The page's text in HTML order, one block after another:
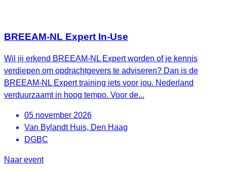
BREEAM-NL Expert In-Use
Wil jij erkend BREEAM-NL Expert worden of je kennis
verdiepen om opdrachtgevers te adviseren? Dan is de
BREEAM-NL Expert training iets voor jou. Nederland
verduurzaamt in hoog tempo. Voor de...
05 november 2026
Van Bylandt Huis, Den Haag
DGBC
Naar event